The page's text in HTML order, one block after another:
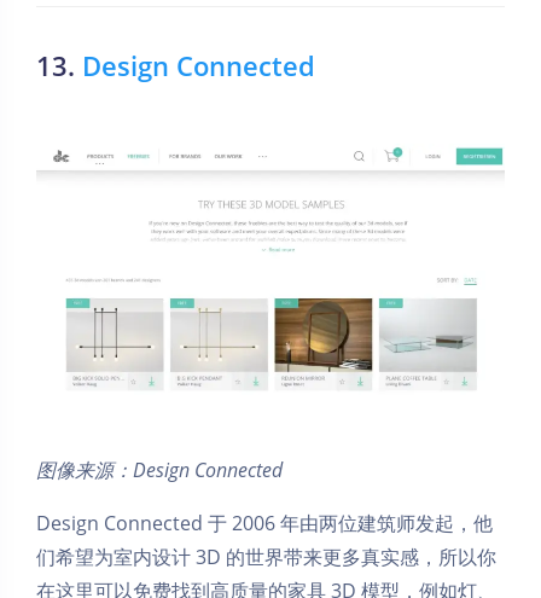
13. Design Connected
图像来源：Design Connected
Design Connected 于 2006 年由两位建筑师发起，他
们希望为室内设计 3D 的世界带来更多真实感，所以你
在这里可以免费找到高质量的家具 3D 模型，例如灯、